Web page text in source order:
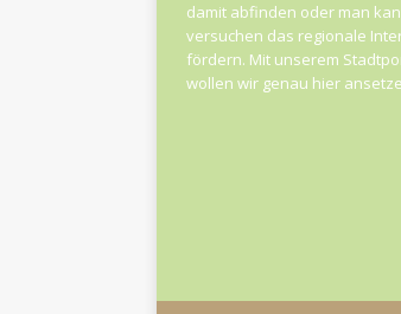
damit abfinden oder man
versuchen das regionale
fördern. Mit unserem
wollen wir genau hier